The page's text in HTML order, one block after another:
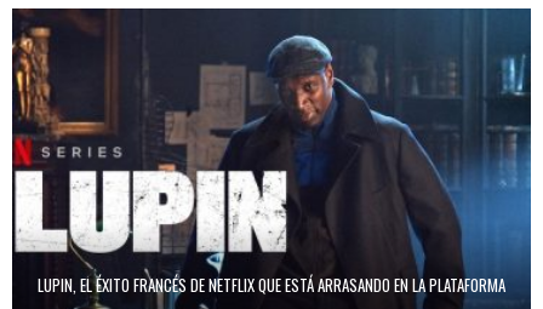
LUPIN, EL ÉXITO FRANCÉS DE NETFLIX QUE ESTÁ ARRASANDO EN LA PLATAFORMA